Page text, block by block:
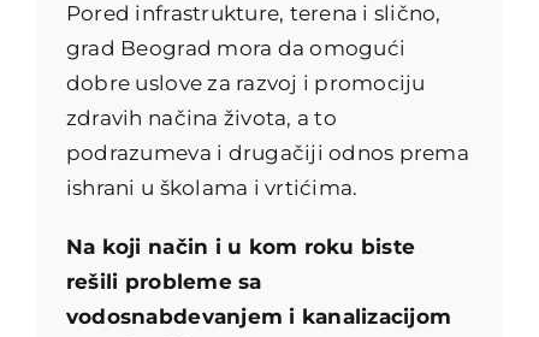
Pored infrastrukture, terena i slično,
grad Beograd mora da omogući
dobre uslove za razvoj i promociju
zdravih načina života, a to
podrazumeva i drugačiji odnos prema
ishrani u školama i vrtićima.
Na koji način i u kom roku biste
rešili probleme sa
vodosnabdevanjem i kanalizacijom